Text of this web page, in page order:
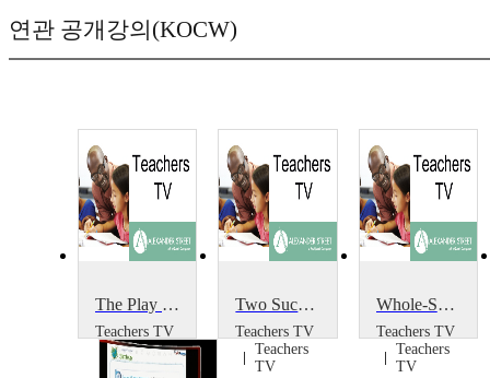
연관 공개강의(KOCW)
The Play Project
Teachers TV
Teachers
TV
Two Successful Projects
Teachers TV
Teachers
TV
Whole-School Portrait Project
Teachers TV
Teachers
TV